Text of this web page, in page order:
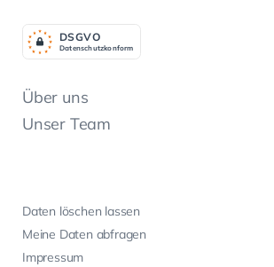
Über uns
Unser Team
Daten löschen lassen
Meine Daten abfragen
Impressum
Datenschutzkonform
DSGVO